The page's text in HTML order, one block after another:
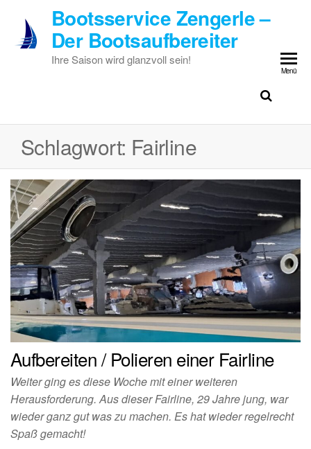
Inhalt
springen
Bootsservice Zengerle –
Der Bootsaufbereiter
Ihre Saison wird glanzvoll sein!
Menü
Schlagwort: Fairline
Aufbereiten / Polieren einer Fairline
Weiter ging es diese Woche mit einer weiteren
Herausforderung. Aus dieser Fairline, 29 Jahre jung, war
wieder ganz gut was zu machen. Es hat wieder regelrecht
Spaß gemacht!